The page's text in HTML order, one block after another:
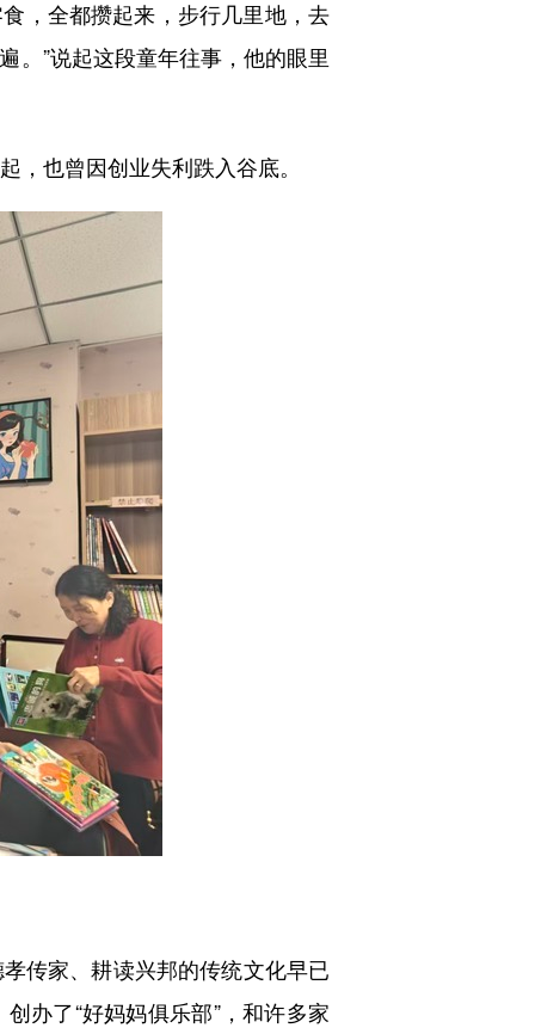
，全都攒起来，步行几里地，去
。”说起这段童年往事，他的眼里
也曾因创业失利跌入谷底。
传家、耕读兴邦的传统文化早已
办了“好妈妈俱乐部”，和许多家